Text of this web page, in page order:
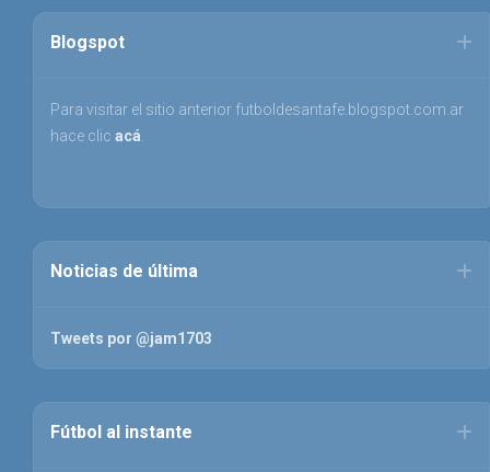
Blogspot
Para visitar el sitio anterior futboldesantafe.blogspot.com.ar
hace clic acá
Noticias de última
Tweets por @jam1703
Fútbol al instante